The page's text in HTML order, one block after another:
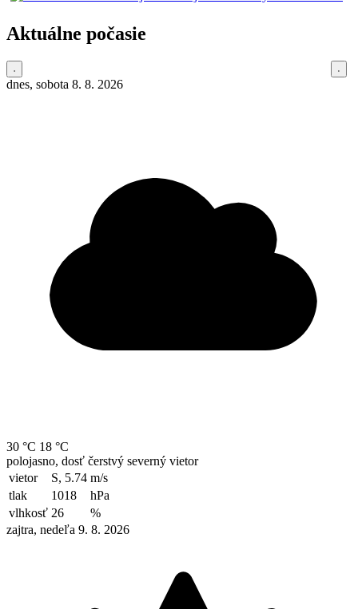
Aktuálne počasie
dnes, sobota 8. 8. 2026
30 °C 18 °C
polojasno, dosť čerstvý severný vietor
vietor
S, 5.74 m/s
tlak
1018
hPa
vlhkosť 26
%
zajtra, nedeľa 9. 8. 2026